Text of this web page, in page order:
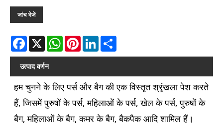
जांच भेजें
Facebook
X WhatsAppPinterestLinkedIn
उत्पाद वर्णन
हम चुनने के लिए पर्स और बैग की एक विस्तृत श्रृंखला पेश करते
हैं, जिसमें पुरुषों के पर्स, महिलाओं के पर्स, खेल के पर्स, पुरुषों के
बैग, महिलाओं के बैग, कमर के बैग, बैकपैक आदि शामिल हैं।